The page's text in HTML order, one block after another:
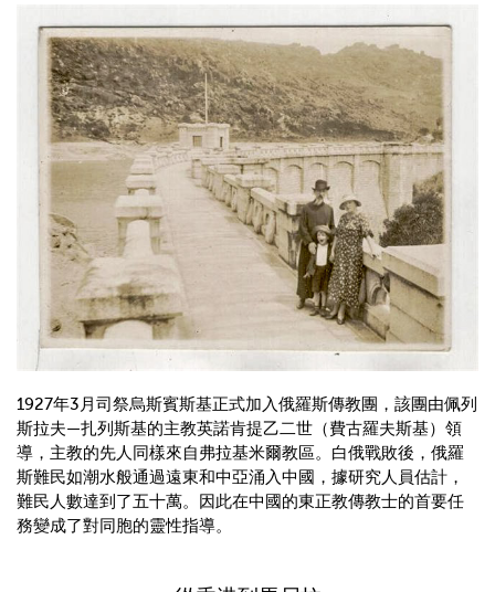
1927年3月司祭烏斯賓斯基正式加入俄羅斯傳教團，該團由佩列
斯拉夫—扎列斯基的主教英諾肯提乙二世（費古羅夫斯基）領
導，主教的先人同樣來自弗拉基米爾教區。白俄戰敗後，俄羅
斯難民如潮水般通過遠東和中亞涌入中國，據研究人員估計，
難民人數達到了五十萬。因此在中國的東正教傳教士的首要任
務變成了對同胞的靈性指導。